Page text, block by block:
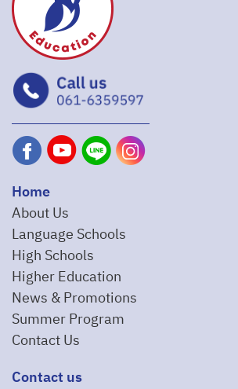
Home
About Us
Language Schools
High Schools
Higher Education
News & Promotions
Summer Program
Contact Us
Contact us